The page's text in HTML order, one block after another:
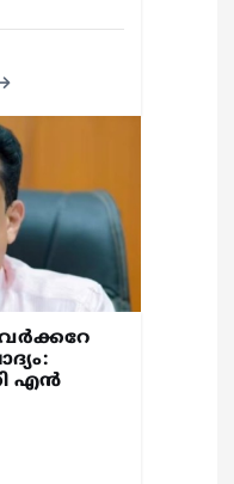
എൻ